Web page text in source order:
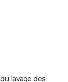
lavage des